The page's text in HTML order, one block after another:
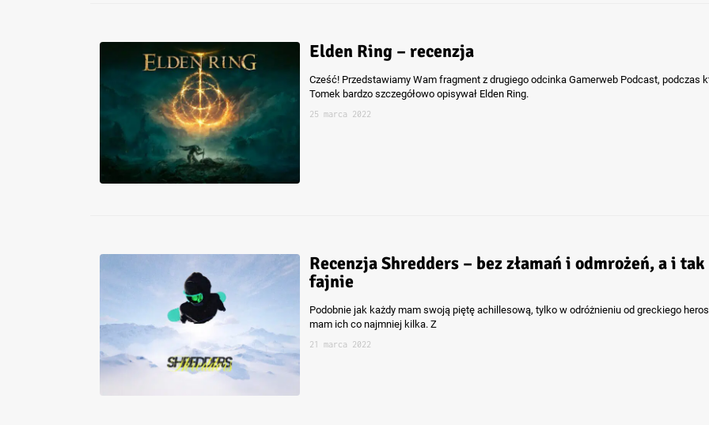
Elden Ring – recenzja
Cześć! Przedstawiamy Wam fragment z drugiego odcinka Gamerweb Podcast, podczas
Tomek bardzo szczegółowo opisywał Elden Ring.
25 marca 2022
Recenzja Shredders – bez złamań i odmrożeń, a i tak
fajnie
Podobnie jak każdy mam swoją piętę achillesową, tylko w odróżnieniu od greckiego
mam ich co najmniej kilka. Z
21 marca 2022